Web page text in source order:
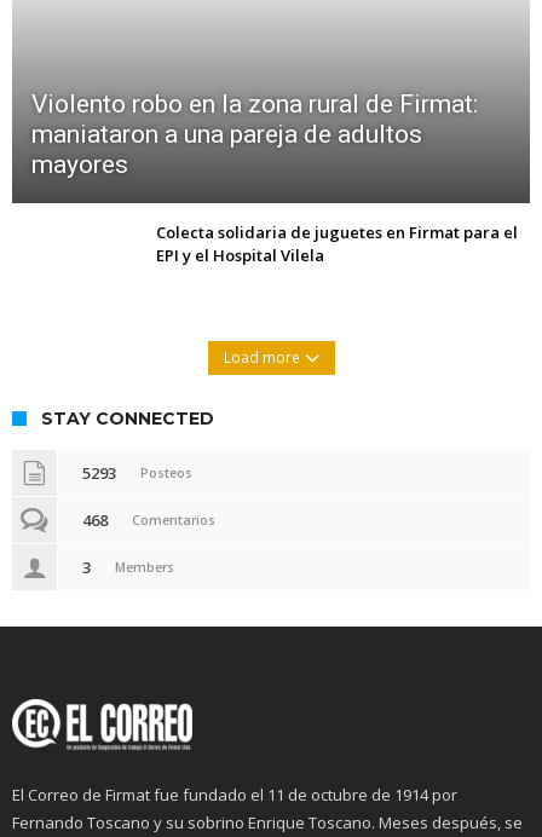
Violento robo en la zona rural de Firmat:
maniataron a una pareja de adultos
mayores
Colecta solidaria de juguetes en Firmat para el
EPI y el Hospital Vilela
Load more
STAY CONNECTED
5293 Posteos
468 Comentarios
3 Members
El Correo de Firmat fue fundado el 11 de octubre de 1914 por
Fernando Toscano y su sobrino Enrique Toscano. Meses después, se